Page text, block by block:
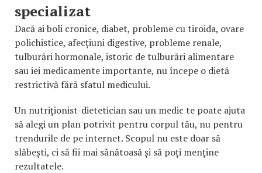
specializat
Dacă ai boli cronice, diabet, probleme cu tiroida, ovare
polichistice, afecțiuni digestive, probleme renale,
tulburări hormonale, istoric de tulburări alimentare
sau iei medicamente importante, nu începe o dietă
restrictivă fără sfatul medicului.
Un nutriționist-dietetician sau un medic te poate ajuta
să alegi un plan potrivit pentru corpul tău, nu pentru
trendurile de pe internet. Scopul nu este doar să
slăbești, ci să fii mai sănătoasă și să poți menține
rezultatele.